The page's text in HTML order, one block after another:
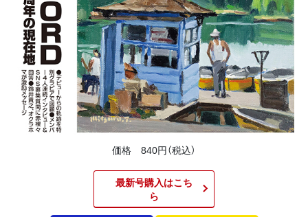
価格 840円（税込）
最新号購入はこち
ら​